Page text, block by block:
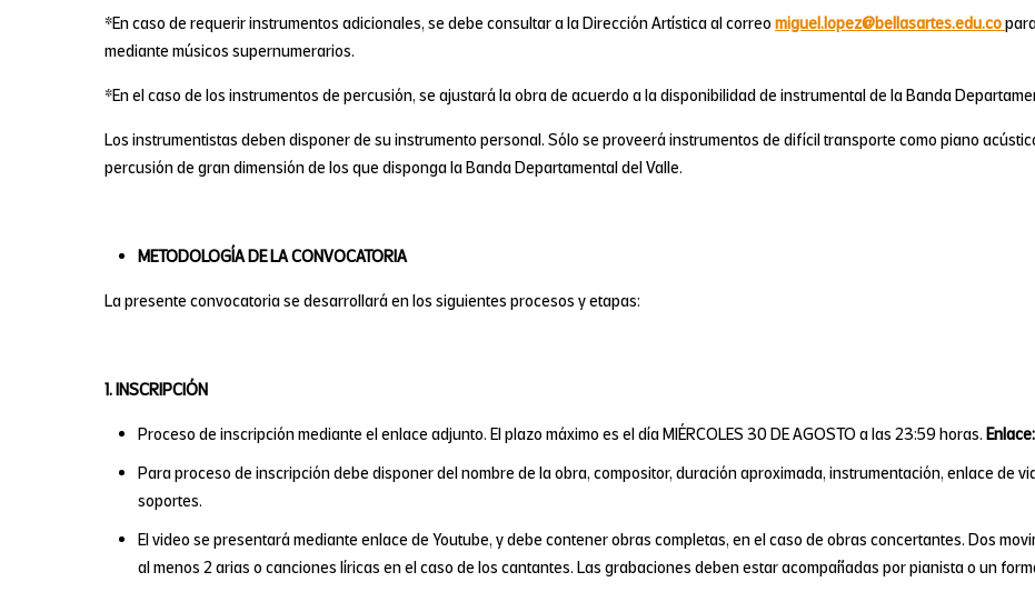
*En caso de requerir instrumentos adicionales, se debe consultar a la Dirección Artística al correo miguel.lopez@bellasartes.edu.co
mediante músicos supernumerarios.
*En el caso de los instrumentos de percusión, se ajustará la obra de acuerdo a la disponibilidad de instrumental de la Banda
Los instrumentistas deben disponer de su instrumento personal. Sólo se proveerá instrumentos de difícil transporte como piano
percusión de gran dimensión de los que disponga la Banda Departamental del Valle.
METODOLOGÍA DE LA CONVOCATORIA
La presente convocatoria se desarrollará en los siguientes procesos y etapas:
1. INSCRIPCIÓN
Proceso de inscripción mediante el enlace adjunto. El plazo máximo es el día MIÉRCOLES 30 DE AGOSTO a las 23:59 horas. Enlace:
Para proceso de inscripción debe disponer del nombre de la obra, compositor, duración aproximada, instrumentación, enlace de
soportes.
El video se presentará mediante enlace de Youtube, y debe contener obras completas, en el caso de obras concertantes. Dos
al menos 2 arias o canciones líricas en el caso de los cantantes. Las grabaciones deben estar acompañadas por pianista o un